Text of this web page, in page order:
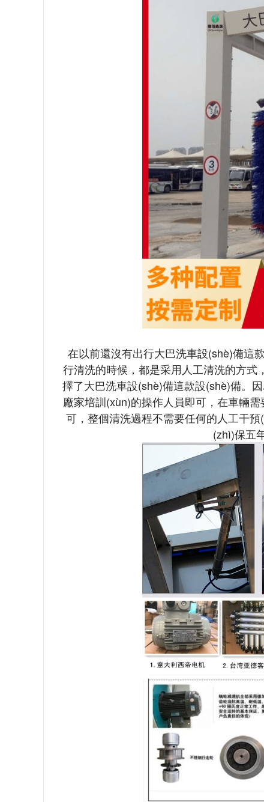
在以前還沒有出行大巴洗車設(shè)備這款
行清洗的時候，都是采用人工清洗的方式，
擇了大巴洗車設(shè)備這款設(shè)備
廠家培訓(xùn)的操作人員即可，在車
可，整個清洗過程不需要任何的人工干
(zhì)保五